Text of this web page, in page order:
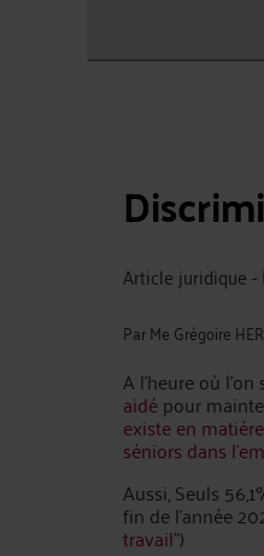
Article juridique
ParMe Grégoire
A l’heure où
aidépour
existe en
séniors dans
Aussi, Seuls
fin de l’année
travail”)